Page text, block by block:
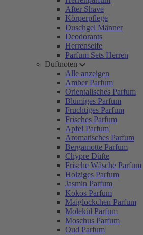
After Shave
Körperpflege
Duschgel Männer
Deodorants
Herrenseife
Parfum Sets Herren
Duftnoten
Alle anzeigen
Amber Parfum
Orientalisches Parfum
Blumiges Parfum
Fruchtiges Parfum
Frisches Parfum
Apfel Parfum
Aromatisches Parfum
Bergamotte Parfum
Chypre Düfte
Frische Wäsche Parfum
Holziges Parfum
Jasmin Parfum
Kokos Parfum
Maiglöckchen Parfum
Molekül Parfum
Moschus Parfum
Oud Parfum